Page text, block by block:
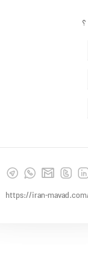
؟
https://iran-